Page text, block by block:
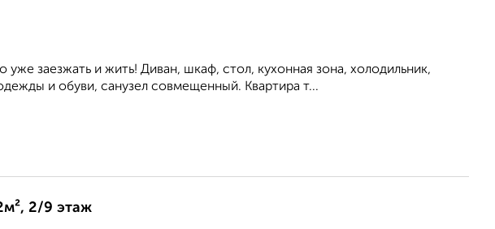
уже заезжать и жить! Диван, шкаф, стол, кухонная зона, холодильник,
и обуви, санузел совмещенный. Квартира т...
2/9 этаж